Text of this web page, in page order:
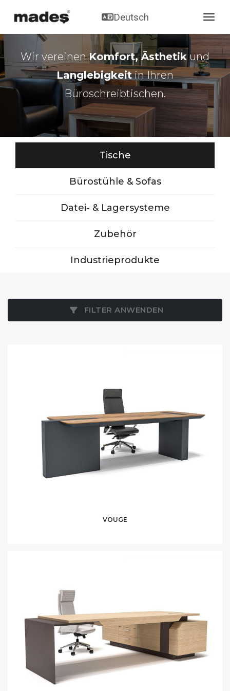
Deutsch
Wir vereinenKomfort, Ästhetikund
Langlebigkeitin Ihren
Büroschreibtischen.
Tische
Bürostühle & Sofas
Datei- & Lagersysteme
Zubehör
Industrieprodukte
FILTER ANWENDEN
VOUGE